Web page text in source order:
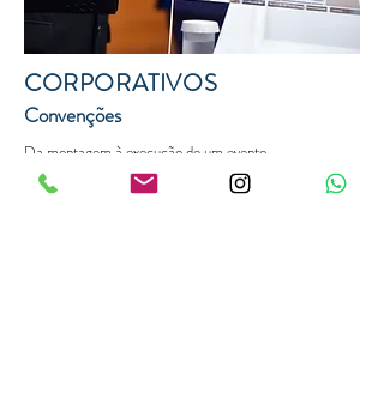
CORPORATIVOS
Convenções
Da montagem à execução de um evento,
diversos
estão envolvidos pela grande circulação
e concentração de pessoas.